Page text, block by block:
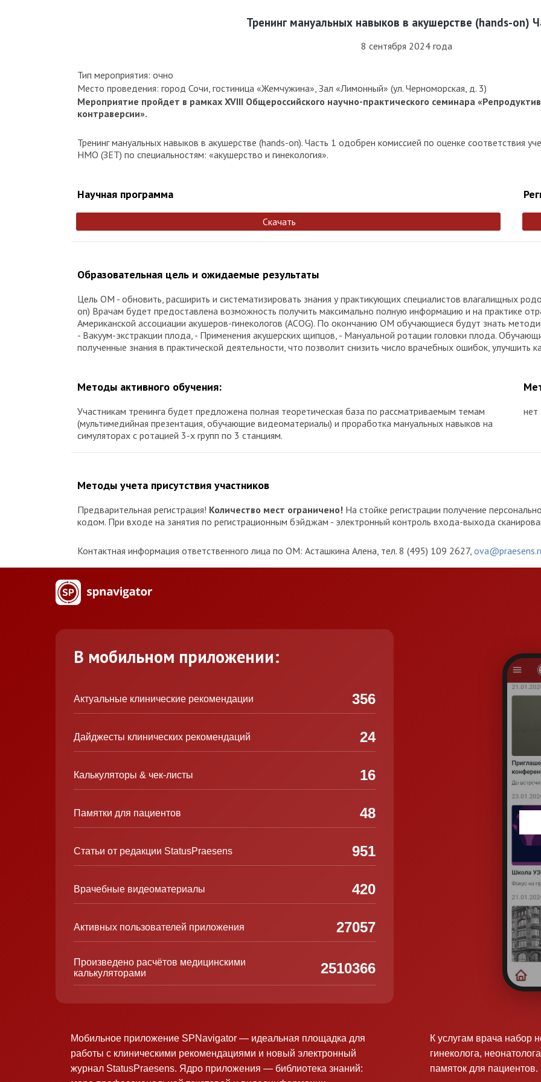
Тренинг мануальных навыков в акушерстве (hands-on)
8 сентября 2024 года
Тип мероприятия: очно
Место проведения: город Сочи, гостиница «Жемчужина», Зал «Лимонный» (ул. Черноморская, д. 3)
Мероприятие пройдет в рамках XVIII Общероссийского научно-практического семинара
контраверсии».
Тренинг мануальных навыков в акушерстве (hands-on). Часть 1 одобрен комиссией по оценке соответствия
НМО (ЗЕТ) по специальностям: «акушерство и гинекология».
Научная программа
Скачать
Образовательная цель и ожидаемые результаты
Цель ОМ - обновить, расширить и систематизировать знания у практикующих специалистов влагалищных
on) Врачам будет предоставлена возможность получить максимально полную информацию и на практике
Американской ассоциации акушеров-гинекологов (ACOG). По окончанию ОМ обучающиеся будут знать
- Вакуум-экстракции плода, - Применения акушерских щипцов, - Мануальной ротации головки плода.
полученные знания в практической деятельности, что позволит снизить число врачебных ошибок, улучшить
Методы активного обучения:
Участникам тренинга будет предложена полная теоретическая база по рассматриваемым темам
(мультимедийная презентация, обучающие видеоматериалы) и проработка мануальных навыков на
симуляторах с ротацией 3-х групп по 3 станциям.
нет
Методы учета присутствия участников
Предварительная регистрация! Количество мест ограничено! На стойке регистрации получение
кодом. При входе на занятия по регистрационным бэйджам - электронный контроль входа-выхода
Контактная информация ответственного лица по ОМ: Асташкина Алена, тел. 8 (495) 109 2627,
В мобильном приложении:
Актуальные клинические рекомендации 356
Дайджесты клинических рекомендаций 24
Калькуляторы & чек-листы 16
Памятки для пациентов 48
Статьи от редакции StatusPraesens 951
Врачебные видеоматериалы 420
Активных пользователей приложения 27057
Произведено расчётов медицинскими
калькуляторами
2510366
Мобильное приложение SPNavigator — идеальная площадка для
работы с клиническими рекомендациями и новый электронный
журнал StatusPraesens. Ядро приложения — библиотека знаний:
К услугам врача набор
гинеколога,
памяток для пациентов.